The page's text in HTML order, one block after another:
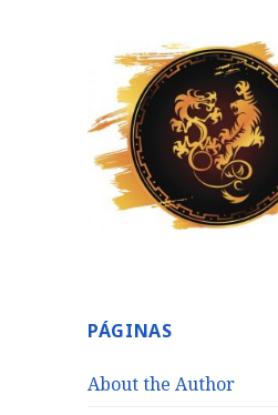
PÁGINAS
About the Author